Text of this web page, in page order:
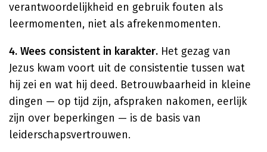
verantwoordelijkheid en gebruik fouten als
leermomenten, niet als afrekenmomenten.
4. Wees consistent in karakter. Het gezag van
Jezus kwam voort uit de consistentie tussen wat
hij zei en wat hij deed. Betrouwbaarheid in kleine
dingen — op tijd zijn, afspraken nakomen, eerlijk
zijn over beperkingen — is de basis van
leiderschapsvertrouwen.